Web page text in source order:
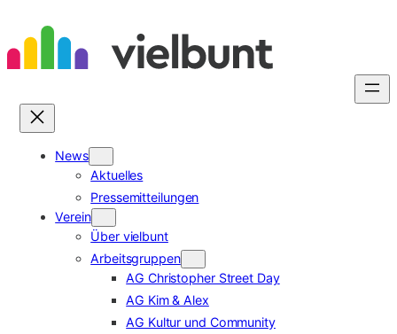
Inhalt
springen
News
Aktuelles
Pressemitteilungen
Verein
Über vielbunt
Arbeitsgruppen
AG Christopher Street Day
AG Kim & Alex
AG Kultur und Community